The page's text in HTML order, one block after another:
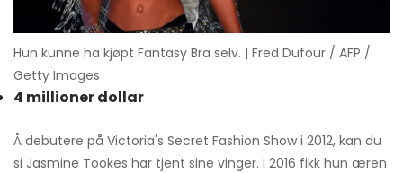
Hun kunne ha kjøpt Fantasy Bra selv. | Fred Dufour / AFP /
Getty Images
4 millioner dollar
Å debutere på Victoria's Secret Fashion Show i 2012, kan du
si Jasmine Tookes har tjent sine vinger. I 2016 fikk hun æren